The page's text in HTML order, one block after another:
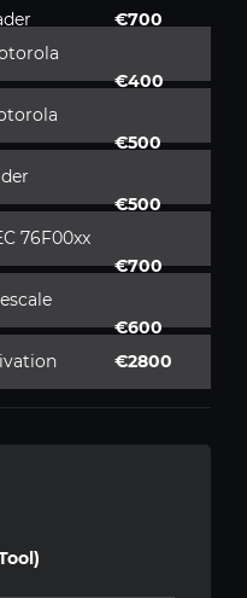
€700
€400
€500
€500
76F00xx
€700
€600
€2800